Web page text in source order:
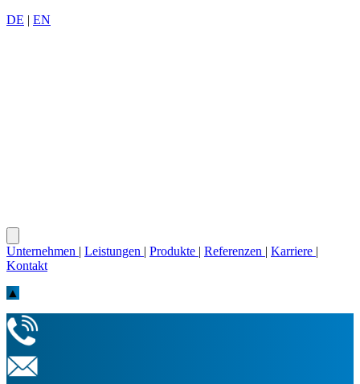
DE | EN
Unternehmen | Leistungen | Produkte | Referenzen | Karriere |
Kontakt
▲